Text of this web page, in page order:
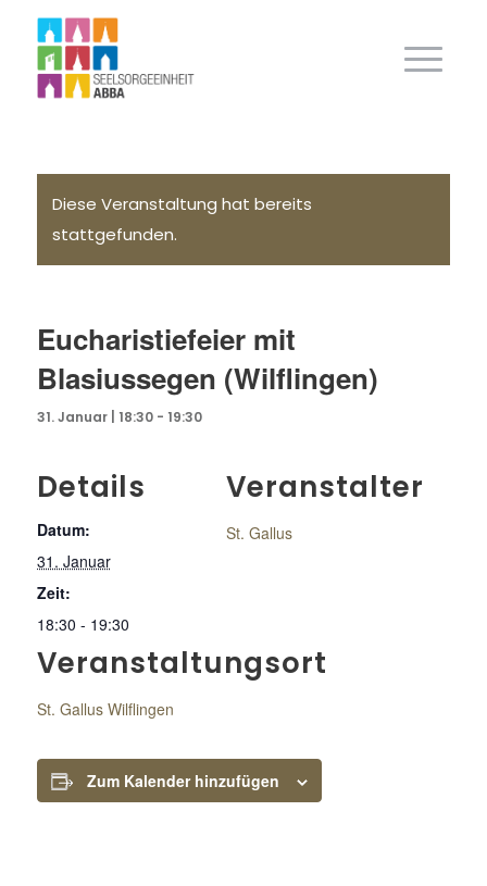
Diese Veranstaltung hat bereits
stattgefunden.
Eucharistiefeier mit
Blasiussegen (Wilflingen)
31. Januar | 18:30- 19:30
Details
Datum:
31. Januar
Zeit:
18:30 - 19:30
Veranstaltungsort
St. Gallus Wilflingen
Veranstalter
St. Gallus
Zum Kalender hinzufügen